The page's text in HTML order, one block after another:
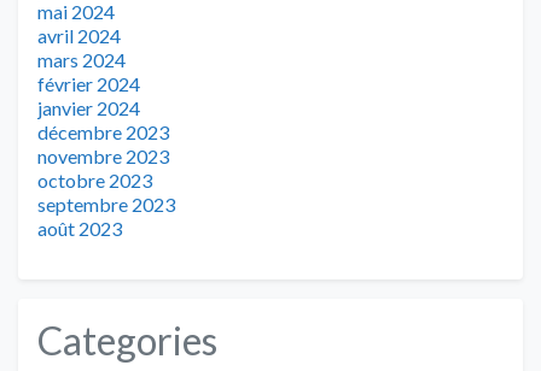
mai 2024
avril 2024
mars 2024
février 2024
janvier 2024
décembre 2023
novembre 2023
octobre 2023
septembre 2023
août 2023
Categories